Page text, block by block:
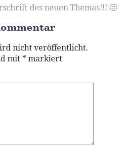
des neuen Themas!!! 🙂
nicht veröffentlicht.
mit * markiert